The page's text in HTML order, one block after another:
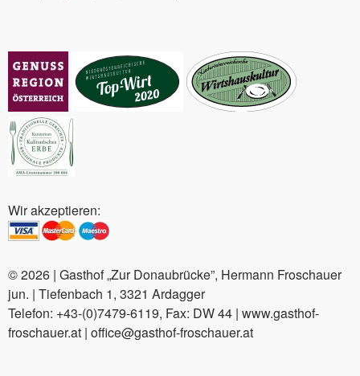
Wir akzeptieren:
© 2026 | Gasthof „Zur Donaubrücke”, Hermann Froschauer
jun. | Tiefenbach 1, 3321 Ardagger
Telefon: +43-(0)7479-6119, Fax: DW 44 | www.gasthof-
froschauer.at | office@gasthof-froschauer.at